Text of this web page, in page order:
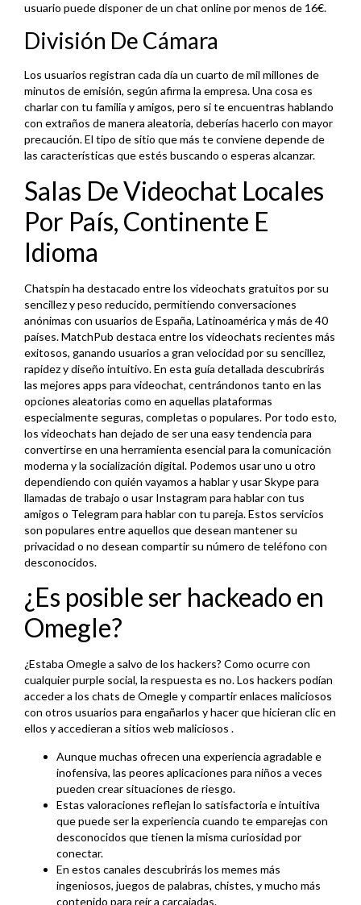
usuario puede disponer de un chat online por menos de 16€.
División De Cámara
Los usuarios registran cada día un cuarto de mil millones de
minutos de emisión, según afirma la empresa. Una cosa es
charlar con tu familia y amigos, pero si te encuentras hablando
con extraños de manera aleatoria, deberías hacerlo con mayor
precaución. El tipo de sitio que más te conviene depende de
las características que estés buscando o esperas alcanzar.
Salas De Videochat Locales
Por País, Continente E
Idioma
Chatspin ha destacado entre los videochats gratuitos por su
sencillez y peso reducido, permitiendo conversaciones
anónimas con usuarios de España, Latinoamérica y más de 40
países. MatchPub destaca entre los videochats recientes más
exitosos, ganando usuarios a gran velocidad por su sencillez,
rapidez y diseño intuitivo. En esta guía detallada descubrirás
las mejores apps para videochat, centrándonos tanto en las
opciones aleatorias como en aquellas plataformas
especialmente seguras, completas o populares. Por todo esto,
los videochats han dejado de ser una easy tendencia para
convertirse en una herramienta esencial para la comunicación
moderna y la socialización digital. Podemos usar uno u otro
dependiendo con quién vayamos a hablar y usar Skype para
llamadas de trabajo o usar Instagram para hablar con tus
amigos o Telegram para hablar con tu pareja. Estos servicios
son populares entre aquellos que desean mantener su
privacidad o no desean compartir su número de teléfono con
desconocidos.
¿Es posible ser hackeado en
Omegle?
¿Estaba Omegle a salvo de los hackers? Como ocurre con
cualquier purple social, la respuesta es no. Los hackers podían
acceder a los chats de Omegle y compartir enlaces maliciosos
con otros usuarios para engañarlos y hacer que hicieran clic en
ellos y accedieran a sitios web maliciosos .
Aunque muchas ofrecen una experiencia agradable e
inofensiva, las peores aplicaciones para niños a veces
pueden crear situaciones de riesgo.
Estas valoraciones reflejan lo satisfactoria e intuitiva
que puede ser la experiencia cuando te emparejas con
desconocidos que tienen la misma curiosidad por
conectar.
En estos canales descubrirás los memes más
ingeniosos, juegos de palabras, chistes, y mucho más
contenido para reír a carcajadas.